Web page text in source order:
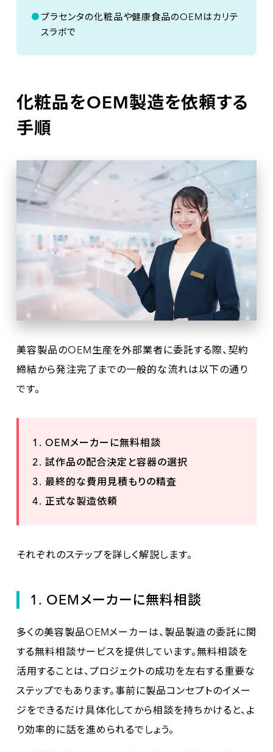
プラセンタの化粧品や健康食品のOEMはカリテ
スラボで
化粧品をOEM製造を依頼する
手順
美容製品のOEM生産を外部業者に委託する際、契約
締結から発注完了までの一般的な流れは以下の通り
です。
OEMメーカーに無料相談
試作品の配合決定と容器の選択
最終的な費用見積もりの精査
正式な製造依頼
それぞれのステップを詳しく解説します。
1. OEMメーカーに無料相談
多くの美容製品OEMメーカーは、製品製造の委託に関
する無料相談サービスを提供しています。無料相談を
活用することは、プロジェクトの成功を左右する重要な
ステップでもあります。事前に製品コンセプトのイメー
ジをできるだけ具体化してから相談を持ちかけると、よ
り効率的に話を進められるでしょう。